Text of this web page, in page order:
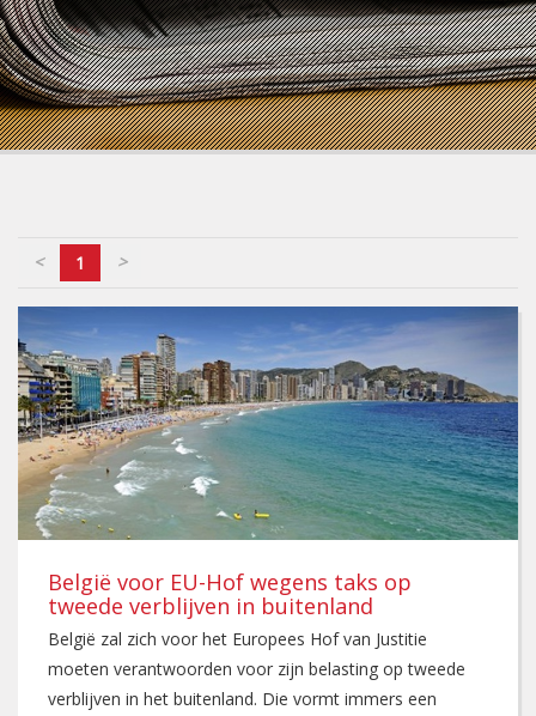
< 1 >
België voor EU-Hof wegens taks op
tweede verblijven in buitenland
België zal zich voor het Europees Hof van Justitie
moeten verantwoorden voor zijn belasting op tweede
verblijven in het buitenland. Die vormt immers een